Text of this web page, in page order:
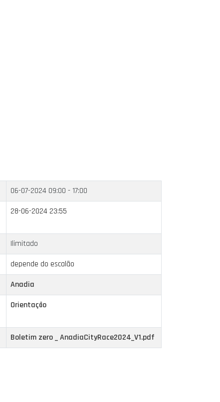
06-07-2024 09:00 - 17:00
28-06-2024 23:55
Ilimitado
depende do escalão
Anadia
Orientação
Boletim zero _ AnadiaCityRace2024_V1.pdf